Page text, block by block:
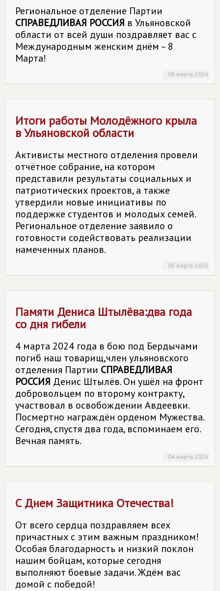
Региональное отделение Партии
СПРАВЕДЛИВАЯ РОССИЯ в Ульяновской
области от всей души поздравляет вас с
Международным женским днём – 8
Марта!
08 марта 2026
Итоги работы Молодёжного крыла
в Ульяновской области
Активисты местного отделения провели
отчётное собрание, на котором
представили результаты социальных и
патриотических проектов, а также
утвердили новые инициативы по
поддержке студентов и молодых семей.
Региональное отделение заявило о
готовности содействовать реализации
намеченных планов.
05 марта 2026
Памяти Дениса Штылёва:два года
со дня гибели
4 марта 2024 года в бою под Бердычами
погиб наш товарищ,член ульяновского
отделения Партии СПРАВЕДЛИВАЯ
РОССИЯ Денис Штылёв. Он ушёл на фронт
добровольцем по второму контракту,
участвовал в освобождении Авдеевки.
Посмертно награждён орденом Мужества.
Сегодня, спустя два года, вспоминаем его.
Вечная память.
04 марта 2026
С Днем Защитника Отечества!
От всего сердца поздравляем всех
причастных с этим важным праздником!
Особая благодарность и низкий поклон
нашим бойцам, которые сегодня
выполняют боевые задачи. Ждём вас
домой с победой!